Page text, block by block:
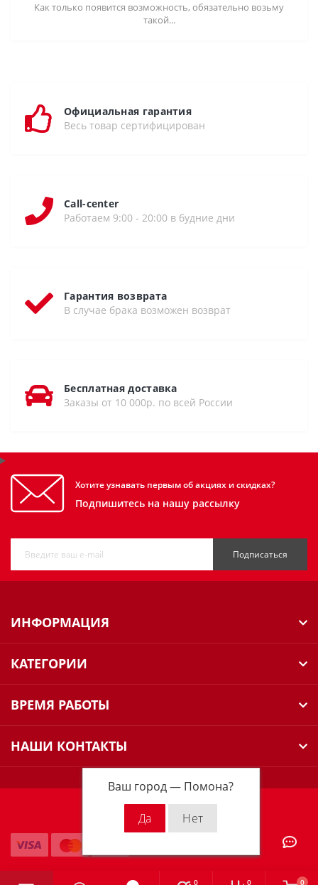
Ваш город — Помона?
0 0 0
Как только появится возможность, обязательно возьму
такой...
Официальная гарантия
Весь товар сертифицирован
Call-center
Работаем 9:00 - 20:00 в будние дни
Гарантия возврата
В случае брака возможен возврат
Бесплатная доставка
Заказы от 10 000р. по всей России
Хотите узнавать первым об акциях и скидках?
Подпишитесь на нашу рассылку
Подписаться
ИНФОРМАЦИЯ
КАТЕГОРИИ
ВРЕМЯ РАБОТЫ
НАШИ КОНТАКТЫ
Milwaukee Russia © 2026